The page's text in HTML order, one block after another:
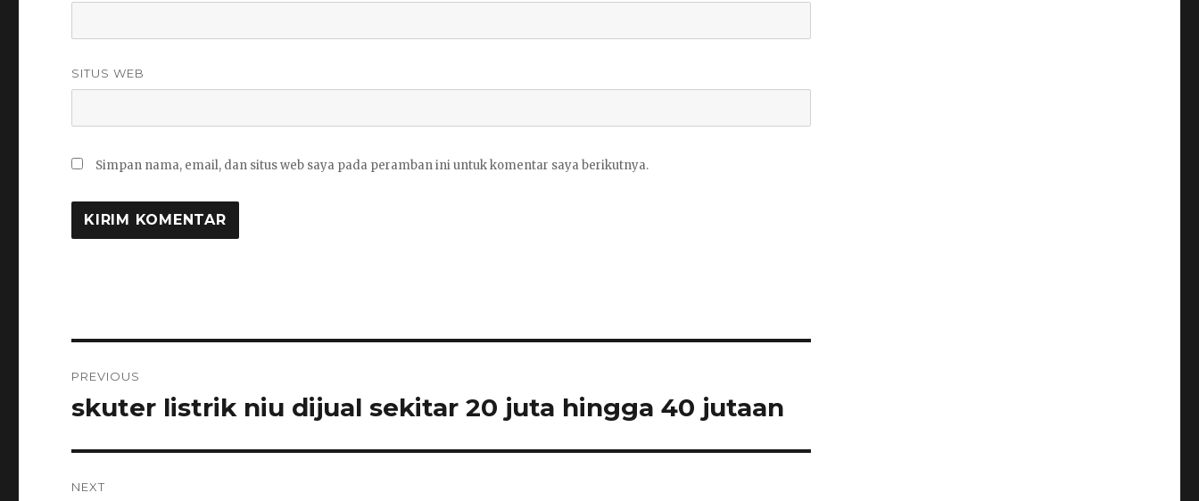
SITUS WEB
Simpan nama, email, dan situs web saya pada peramban ini untuk komentar saya berikutnya.
pos
PREVIOUS
Previous
skuter listrik niu dijual sekitar 20 juta hingga 40 jutaan
NEXT